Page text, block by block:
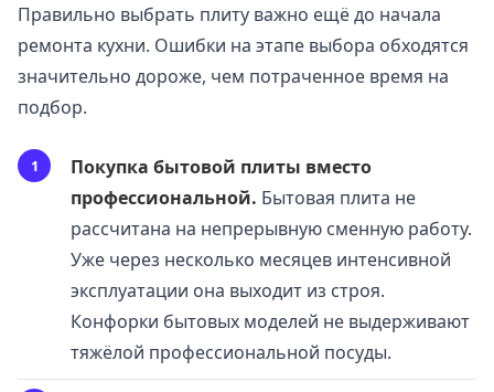
Правильно выбрать плиту важно ещё до начала
ремонта кухни. Ошибки на этапе выбора обходятся
значительно дороже, чем потраченное время на
подбор.
Покупка бытовой плиты вместо
профессиональной. Бытовая плита не
рассчитана на непрерывную сменную работу.
Уже через несколько месяцев интенсивной
эксплуатации она выходит из строя.
Конфорки бытовых моделей не выдерживают
тяжёлой профессиональной посуды.